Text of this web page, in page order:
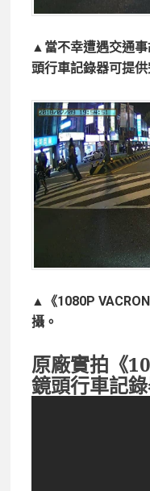
▲當不幸遭遇交通事
頭行車記錄器可提供
▲《1080P
攝。
原廠實拍《
鏡頭行車記